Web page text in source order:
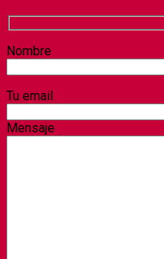
Nombre
Tu email
Mensaje